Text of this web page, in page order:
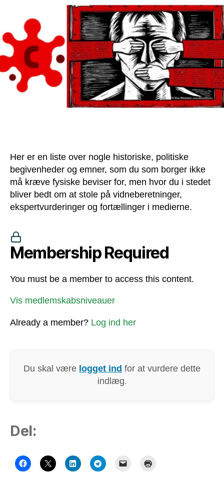
Her er en liste over nogle historiske, politiske
begivenheder og emner, som du som borger ikke
må kræve fysiske beviser for, men hvor du i stedet
bliver bedt om at stole på vidneberetninger,
ekspertvurderinger og fortællinger i medierne.
Membership Required
You must be a member to access this content.
Vis medlemskabsniveauer
Already a member? Log ind her
Du skal være logget ind for at vurdere dette
indlæg.
Del: